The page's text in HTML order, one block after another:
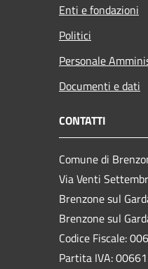
Enti e fondazioni
Politici
Personale
Documenti e dati
CONTATTI
Comune di
Via Venti
Brenzone sul
Brenzone sul
Codice Fiscale:
Partita IVA: